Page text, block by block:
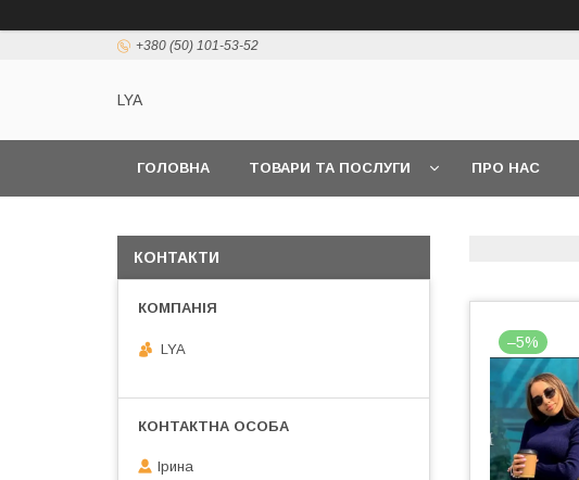
+380 (50) 101-53-52
LYA
ГОЛОВНА ТОВАРИ ТА ПОСЛУГИ ПРО НАС
–5%
КОНТАКТИ
LYA
Ірина